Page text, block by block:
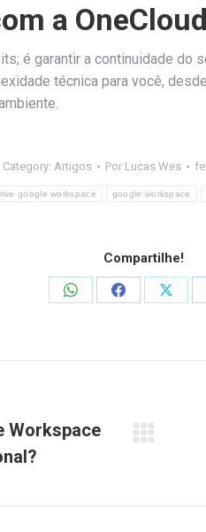
a
é garantir a continuidade do
técnica para você,
Category: Artigos Por Lucas Wes
google workspace google workspace
Compartilhe!
Share
Share
Share
Workspace